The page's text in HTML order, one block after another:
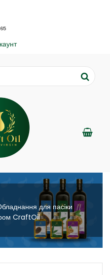
для пасіки //
CraftOil